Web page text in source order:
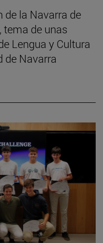
de la Navarra de
tema de unas
Lengua y Cultura
de Navarra